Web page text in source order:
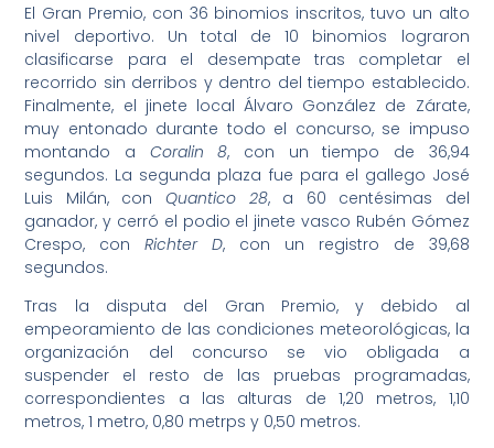
El Gran Premio, con 36 binomios inscritos, tuvo un alto
nivel deportivo. Un total de 10 binomios lograron
clasificarse para el desempate tras completar el
recorrido sin derribos y dentro del tiempo establecido.
Finalmente, el jinete local Álvaro González de Zárate,
muy entonado durante todo el concurso, se impuso
montando a Coralin 8, con un tiempo de 36,94
segundos. La segunda plaza fue para el gallego José
Luis Milán, con Quantico 28, a 60 centésimas del
ganador, y cerró el podio el jinete vasco Rubén Gómez
Crespo, conRichter D, con un registro de 39,68
segundos.
Tras la disputa del Gran Premio, y debido al
empeoramiento de las condiciones meteorológicas, la
organización del concurso se vio obligada a
suspender el resto de las pruebas programadas,
correspondientes a las alturas de 1,20 metros, 1,10
metros, 1 metro, 0,80 metrps y 0,50 metros.